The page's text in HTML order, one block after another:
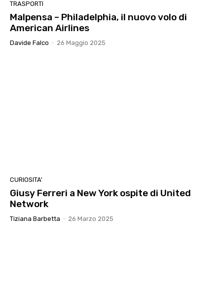
TRASPORTI
Malpensa – Philadelphia, il nuovo volo di
American Airlines
Davide Falco - 26 Maggio 2025
CURIOSITA'
Giusy Ferreri a New York ospite di United
Network
Tiziana Barbetta - 26 Marzo 2025